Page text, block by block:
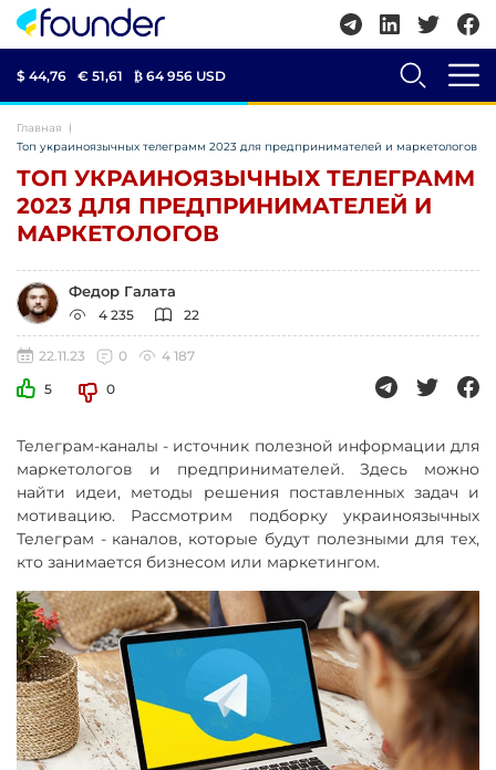
$ 44,76 € 51,61 ₿ 64 956 USD
Главная
Топ украиноязычных телеграмм 2023 для предпринимателей и маркетологов
ТОП УКРАИНОЯЗЫЧНЫХ ТЕЛЕГРАММ
2023 ДЛЯ ПРЕДПРИНИМАТЕЛЕЙ И
МАРКЕТОЛОГОВ
Федор Галата
4 235 22
22.11.23 0
4 187
5
0
Телеграм-каналы - источник полезной информации для
маркетологов и предпринимателей. Здесь можно
найти идеи, методы решения поставленных задач и
мотивацию. Рассмотрим подборку украиноязычных
Телеграм - каналов, которые будут полезными для тех,
кто занимается бизнесом или маркетингом.